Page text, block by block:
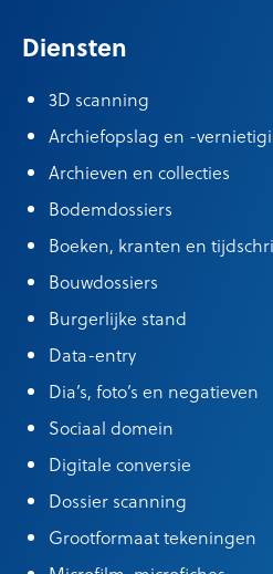
Diensten
3D scanning
Archiefopslag en -
Archieven en collecties
Bodemdossiers
Boeken, kranten en
Bouwdossiers
Burgerlijke stand
Data-entry
Dia’s, foto’s en negatieven
Sociaal domein
Digitale conversie
Dossier scanning
Grootformaat tekeningen